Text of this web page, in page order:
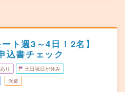
ト週3～4日！2名】
込書チェック
り 土日祝日が休み
派遣